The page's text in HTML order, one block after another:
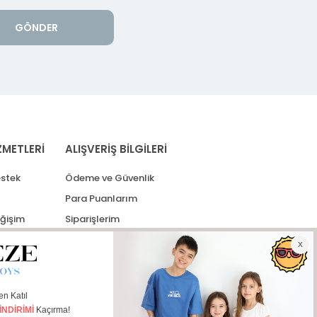
GÖNDER
ALIŞVERİŞ BİLGİLERİ
Ödeme ve Güvenlik
Para Puanlarım
Siparişlerim